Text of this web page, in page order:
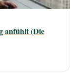
anfühlt (Die